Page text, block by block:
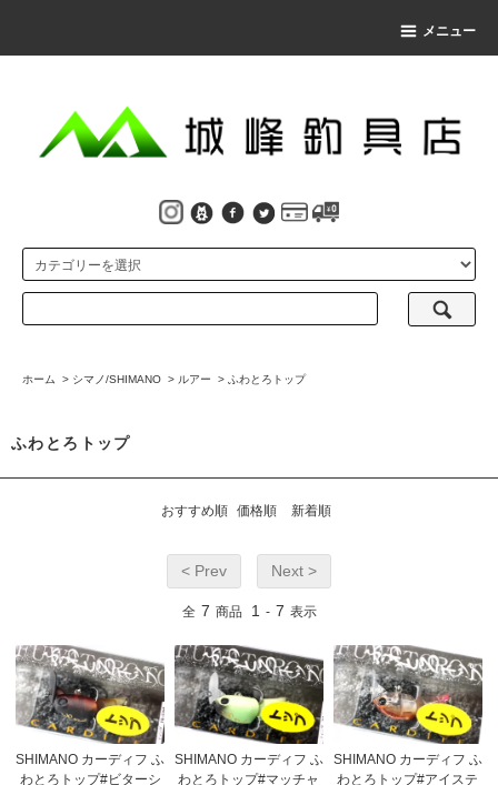
メニュー
ホーム > シマノ/SHIMANO > ルアー > ふわとろトップ
ふわとろトップ
おすすめ順 価格順 新着順
< Prev Next >
全 7 商品 1 - 7 表示
SHIMANO カーディフ ふ
わとろトップ#ビターシ
SHIMANO カーディフ ふ
わとろトップ#マッチャ
SHIMANO カーディフ ふ
わとろトップ#アイステ